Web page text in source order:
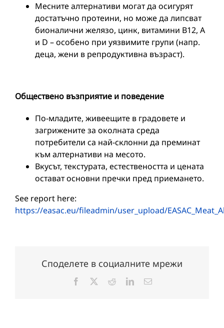
Месните алтернативи могат да осигурят
достатъчно протеини, но може да липсват
бионалични желязо, цинк, витамини В12, А
и D – особено при уязвимите групи (напр.
деца, жени в репродуктивна възраст).
Обществено възприятие и поведение
По-младите, живеещите в градовете и
загрижените за околната среда
потребители са най-склонни да преминат
към алтернативи на месото.
Вкусът, текстурата, естествеността и цената
остават основни пречки пред приемането.
See report here:
https://easac.eu/fileadmin/user_upload/
Споделете в социалните мрежи
Facebook RedditLinkedInЕлектронна